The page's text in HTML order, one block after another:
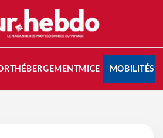
HÉBERGEMENTMICE MOBILITÉS